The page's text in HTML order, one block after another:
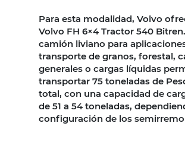
Para esta modalidad, Volvo
Volvo FH 6×4 Tractor 540
camión liviano para
transporte de granos, forestal,
generales o cargas líquidas
transportar 75 toneladas de
total, con una capacidad de
de 51 a 54 toneladas,
configuración de los